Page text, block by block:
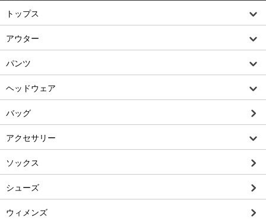
トップス
アウター
パンツ
ヘッドウェア
バッグ
アクセサリー
ソックス
シューズ
ウィメンズ